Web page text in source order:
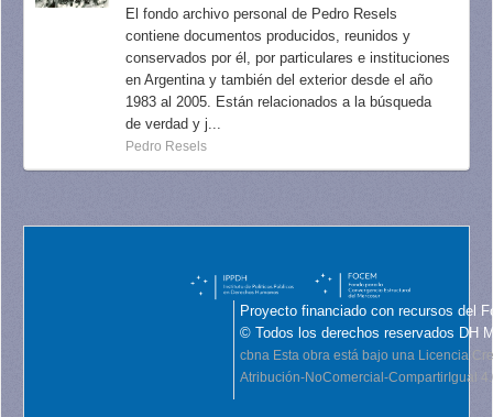
El fondo archivo personal de Pedro Resels
contiene documentos producidos, reunidos y
conservados por él, por particulares e instituciones
en Argentina y también del exterior desde el año
1983 al 2005. Están relacionados a la búsqueda
de verdad y j...
Pedro Resels
Proyecto financiado con recursos del
© Todos los derechos reservados DH
cbna Esta obra está bajo una Licencia
Atribución-NoComercial-CompartirIgual